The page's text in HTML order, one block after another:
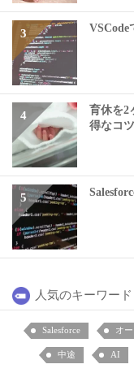
VSCode
育休を2
得なコ
人気のキーワード
Salesforce オ
中途 AI